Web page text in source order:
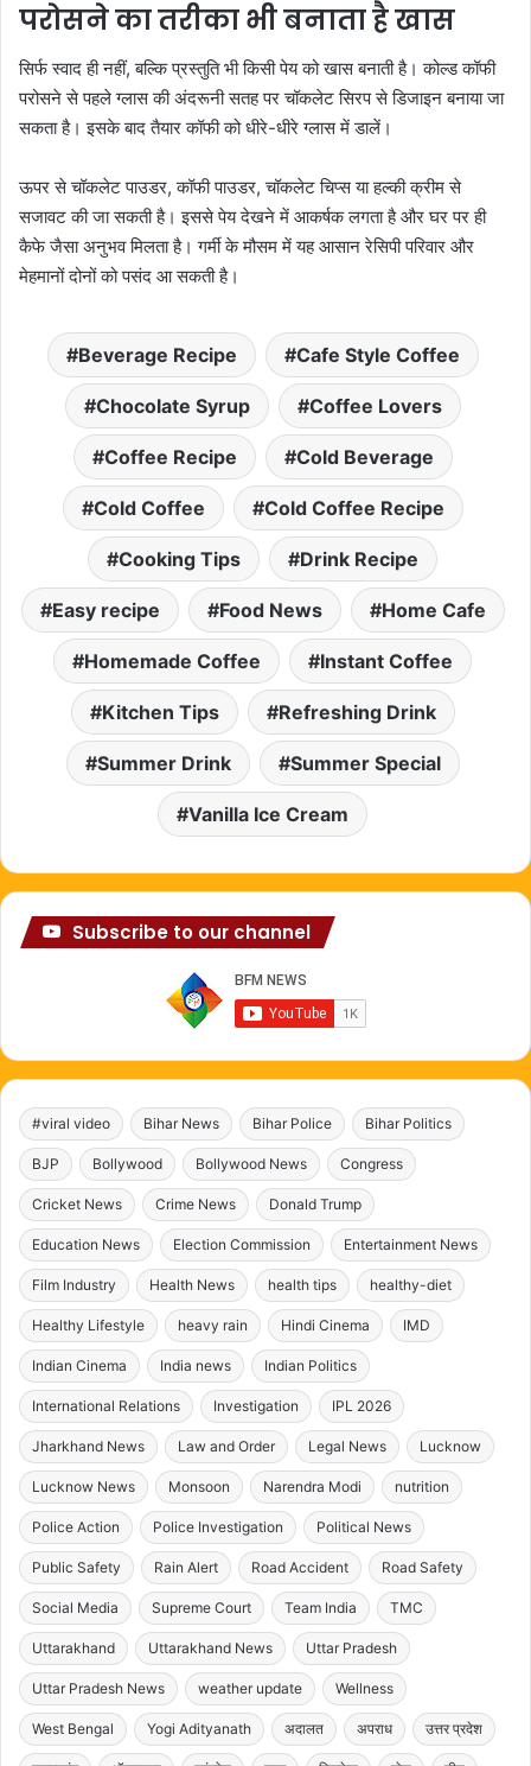
परोसने का तरीका भी बनाता है खास
सिर्फ स्वाद ही नहीं, बल्कि प्रस्तुति भी किसी पेय को खास बनाती है। कोल्ड कॉफी
परोसने से पहले ग्लास की अंदरूनी सतह पर चॉकलेट सिरप से डिजाइन बनाया जा
सकता है। इसके बाद तैयार कॉफी को धीरे-धीरे ग्लास में डालें।
ऊपर से चॉकलेट पाउडर, कॉफी पाउडर, चॉकलेट चिप्स या हल्की क्रीम से
सजावट की जा सकती है। इससे पेय देखने में आकर्षक लगता है और घर पर ही
कैफे जैसा अनुभव मिलता है। गर्मी के मौसम में यह आसान रेसिपी परिवार और
मेहमानों दोनों को पसंद आ सकती है।
Beverage Recipe Cafe Style Coffee
Chocolate Syrup Coffee Lovers
Coffee Recipe Cold Beverage
Cold Coffee Cold Coffee Recipe
Cooking Tips Drink Recipe
Easy recipe Food News Home Cafe
Homemade Coffee Instant Coffee
Kitchen Tips Refreshing Drink
Summer Drink Summer Special
Vanilla Ice Cream
Subscribe to our channel
#viral video Bihar News Bihar Police Bihar Politics
BJP Bollywood Bollywood News Congress
Cricket News Crime News Donald Trump
Education News Election Commission Entertainment News
Film Industry Health News health tips healthy-diet
Healthy Lifestyle heavy rain Hindi Cinema IMD
Indian Cinema India news Indian Politics
International Relations Investigation IPL 2026
Jharkhand News Law and Order Legal News Lucknow
Lucknow News Monsoon Narendra Modi nutrition
Police Action Police Investigation Political News
Public Safety Rain Alert Road Accident Road Safety
Social Media Supreme Court Team India TMC
Uttarakhand Uttarakhand News Uttar Pradesh
Uttar Pradesh News weather update Wellness
West Bengal Yogi Adityanath अदालत अपराध उत्तर प्रदेश